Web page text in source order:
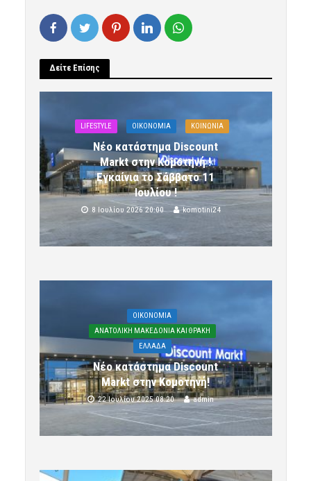
Δείτε Επίσης
LIFESTYLE OIKONOMIA ΚΟΙΝΩΝΙΑ
Νέο κατάστημα Discount
Markt στην Κομοτηνή !
Εγκαίνια το Σάββατο 11
Ιουλίου !
8 Ιουλίου 2026 20:00 komotini24
OIKONOMIA
ΑΝΑΤΟΛΙΚΗ ΜΑΚΕΔΟΝΙΑ ΚΑΙ ΘΡΑΚΗ
ΕΛΛΑΔΑ
Νέο κατάστημα Discount
Markt στην Κομοτηνή!
22 Ιουλίου 2025 08:20 admin